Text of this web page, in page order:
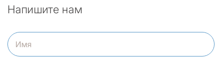
Напишите нам